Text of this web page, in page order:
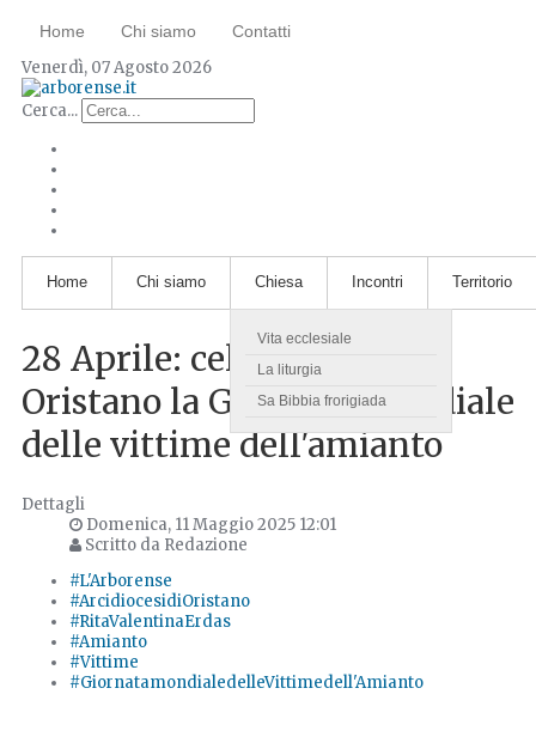
Home Chi siamo Contatti
Venerdì, 07 Agosto 2026
Cerca...
Home Chi siamo Chiesa
Vita ecclesiale
La liturgia
Sa Bibbia frorigiada
Incontri Territorio
28 Aprile: celebrata a
Oristano la Giornata mondiale
delle vittime dell'amianto
Dettagli
Domenica, 11 Maggio 2025 12:01
Scritto da Redazione
#L'Arborense
#ArcidiocesidiOristano
#RitaValentinaErdas
#Amianto
#Vittime
#GiornatamondialedelleVittimedell'Amianto